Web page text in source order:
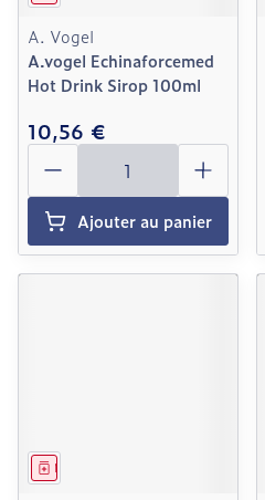
A. Vogel
A.vogel Echinaforcemed
Hot Drink Sirop 100ml
10,56 €
Quantité
Ajouter au panier
Médicament